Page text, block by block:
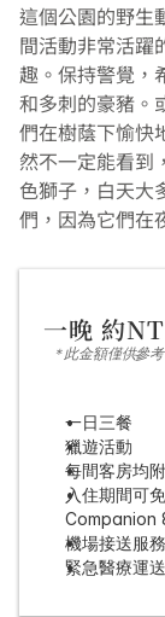
這個公園的野生
間活動非常活躍
趣。保持警覺，
和多刺的豪豬。
們在樹蔭下愉快
然不一定能看
色獅子，白天大
們，因為它們在
一晚 約
＊此金額僅供參
一日三餐
獵遊活動
每間客房均
入住期間可
Companion
機場接送服務
緊急醫療運